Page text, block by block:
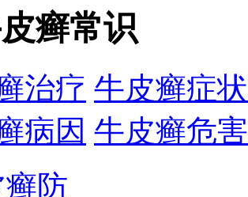
癣常识
治疗 牛皮癣症状
病因 牛皮癣危害